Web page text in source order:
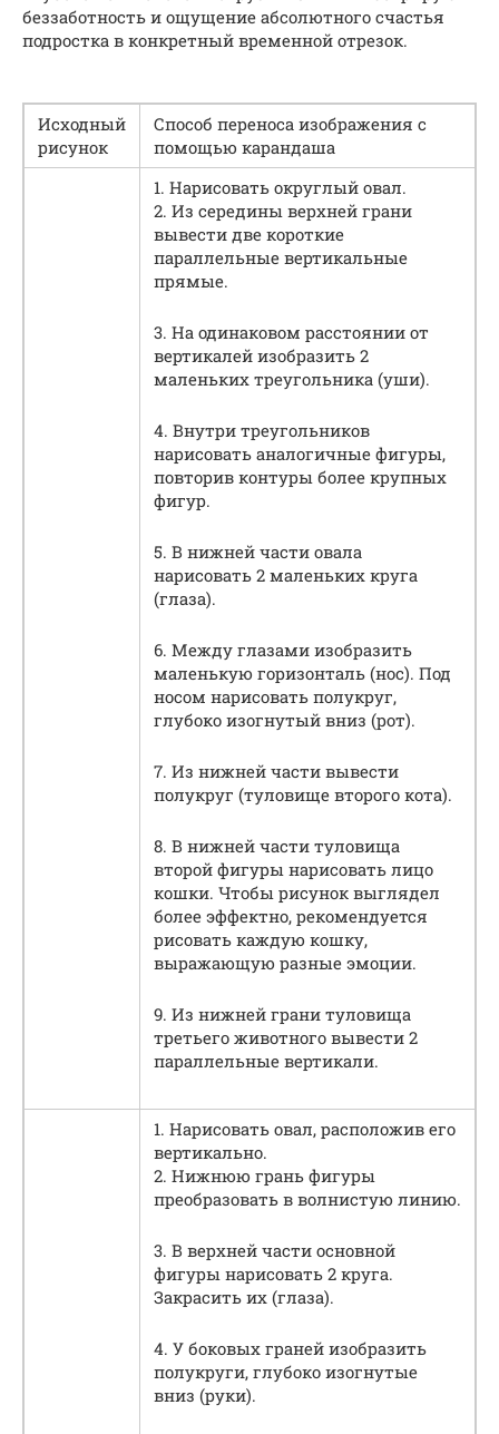
беззаботность и ощущение абсолютного счастья
подростка в конкретный временной отрезок.
Исходный
рисунок
Способ переноса изображения с
помощью карандаша
1. Нарисовать округлый овал.
2. Из середины верхней грани
вывести две короткие
параллельные вертикальные
прямые.
3. На одинаковом расстоянии от
вертикалей изобразить 2
маленьких треугольника (уши).
4. Внутри треугольников
нарисовать аналогичные фигуры,
повторив контуры более крупных
фигур.
5. В нижней части овала
нарисовать 2 маленьких круга
(глаза).
6. Между глазами изобразить
маленькую горизонталь (нос). Под
носом нарисовать полукруг,
глубоко изогнутый вниз (рот).
7. Из нижней части вывести
полукруг (туловище второго кота).
8. В нижней части туловища
второй фигуры нарисовать лицо
кошки. Чтобы рисунок выглядел
более эффектно, рекомендуется
рисовать каждую кошку,
выражающую разные эмоции.
9. Из нижней грани туловища
третьего животного вывести 2
параллельные вертикали.
1. Нарисовать овал, расположив его
вертикально.
2. Нижнюю грань фигуры
преобразовать в волнистую линию.
3. В верхней части основной
фигуры нарисовать 2 круга.
Закрасить их (глаза).
4. У боковых граней изобразить
полукруги, глубоко изогнутые
вниз (руки).